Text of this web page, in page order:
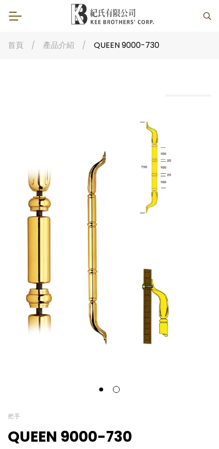
首頁 產品介紹 QUEEN 9000-730
把手
QUEEN 9000-730